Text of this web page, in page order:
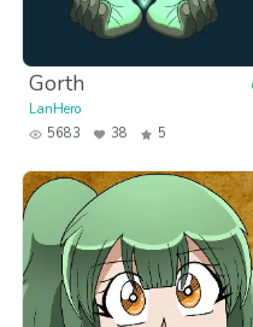
Gorth
LanHero
5683
38 5